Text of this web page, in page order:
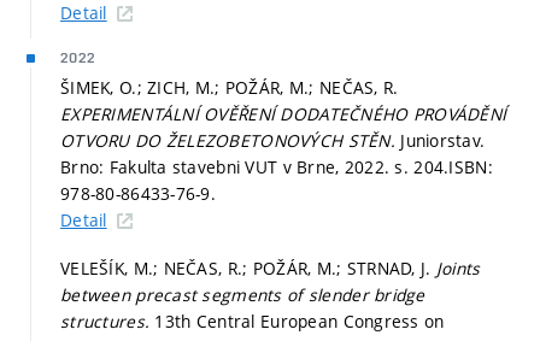
Detail
2022
ŠIMEK, O.; ZICH, M.; POŽÁR, M.; NEČAS, R.
EXPERIMENTÁLNÍ OVĚŘENÍ DODATEČNÉHO PROVÁDĚNÍ
OTVORU DO ŽELEZOBETONOVÝCH STĚN. Juniorstav.
Brno: Fakulta stavebni VUT v Brne, 2022.s. 204.ISBN:
978-80-86433-76-9.
Detail
VELEŠÍK, M.; NEČAS, R.; POŽÁR, M.; STRNAD, J. Joints
between precast segments of slender bridge
structures. 13th Central European Congress on